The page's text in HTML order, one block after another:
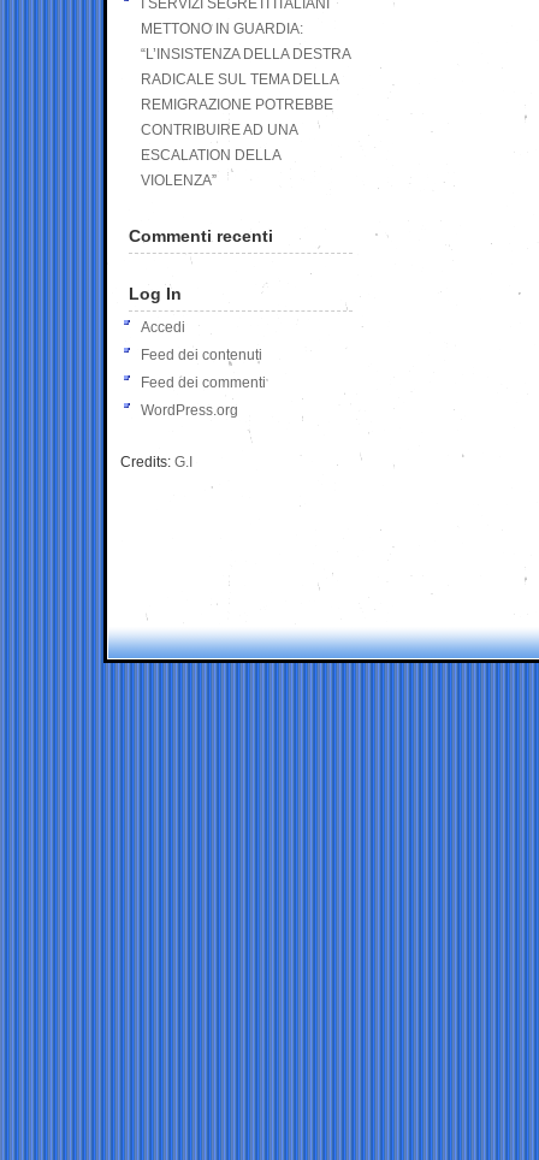
I SERVIZI SEGRETI ITALIANI
METTONO IN GUARDIA:
“L’INSISTENZA DELLA DESTRA
RADICALE SUL TEMA DELLA
REMIGRAZIONE POTREBBE
CONTRIBUIRE AD UNA
ESCALATION DELLA
VIOLENZA”
Commenti recenti
Log In
Accedi
Feed dei contenuti
Feed dei commenti
WordPress.org
Credits: G.I